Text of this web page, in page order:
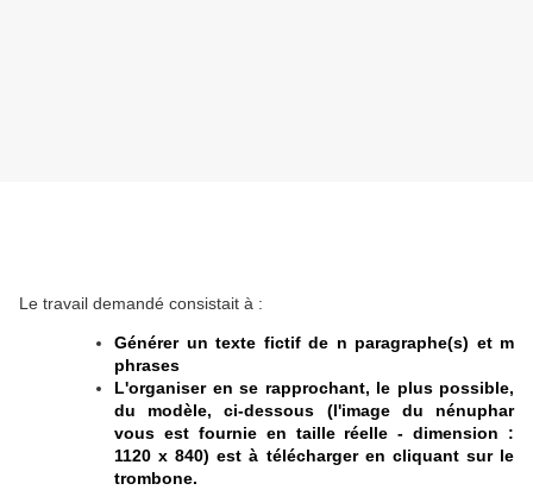
Le travail demandé consistait à :
Générer un texte fictif de n paragraphe(s) et m
phrases
L'organiser en se rapprochant, le plus possible,
du modèle, ci-dessous (l'image du nénuphar
vous est fournie en taille réelle - dimension :
1120 x 840) est à télécharger en cliquant sur le
trombone.